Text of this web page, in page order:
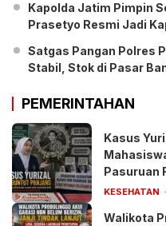
Kapolda Jatim Pimpin
Prasetyo Resmi Jadi
Satgas Pangan Polres
Stabil, Stok di Pasar
PEMERINTAHAN
Kasus
Pasuruan
Pelayanan
KESEHATAN
Walikota